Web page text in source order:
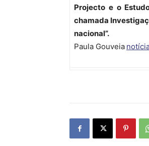
Projecto e o
chamada
nacional”.
Paula Gouveia